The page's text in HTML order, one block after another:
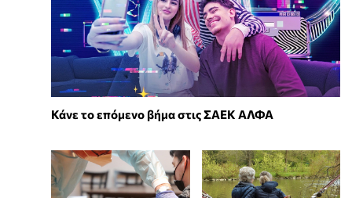
Κάνε το επόμενο βήμα στις ΣΑΕΚ ΑΛΦΑ